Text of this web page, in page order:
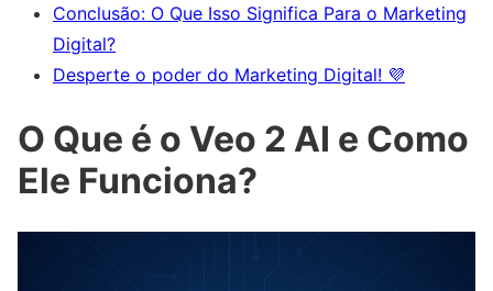
Conclusão: O Que Isso Significa Para o Marketing
Digital?
Desperte o poder do Marketing Digital! 💜
O Que é o Veo 2 AI e Como
Ele Funciona?